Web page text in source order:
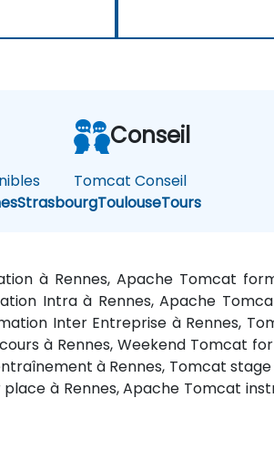
StrasbourgToulouseTours
Conseil
Tomcat Conseil
à Rennes, Apache Tomcat
Intra à Rennes, Apache
Inter Entreprise à Rennes,
à Rennes, Weekend Tomcat
à Rennes, Tomcat
à Rennes, Apache Tomcat